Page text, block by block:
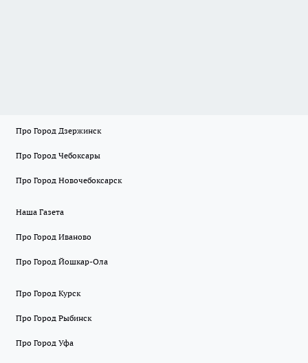
Про Город Дзержинск
Про Город Чебоксары
Про Город Новочебоксарск
Наша Газета
Про Город Иваново
Про Город Йошкар-Ола
Про Город Курск
Про Город Рыбинск
Про Город Уфа